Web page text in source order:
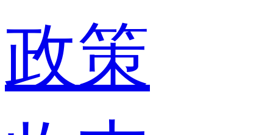
政策